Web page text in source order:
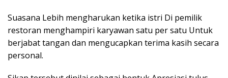
Suasana Lebih mengharukan ketika istri Di pemilik
restoran menghampiri karyawan satu per satu Untuk
berjabat tangan dan mengucapkan terima kasih secara
personal.